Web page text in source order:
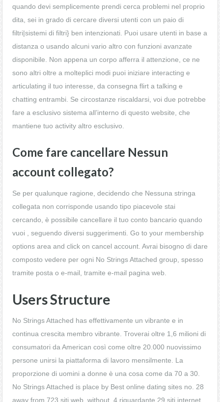
quando devi semplicemente prendi cerca problemi nel proprio
dita, sei in grado di cercare diversi utenti con un paio di
filtri|sistemi di filtri} ben intenzionati. Puoi usare utenti in base a
distanza o usando alcuni vario altro con funzioni avanzate
disponibile. Non appena un corpo afferra il attenzione, ce ne
sono altri oltre a molteplici modi puoi iniziare interacting e
articulating il tuo interesse, da consegna flirt a talking e
chatting entrambi. Se circostanze riscaldarsi, voi due potrebbe
fare a esclusivo sistema all’interno di questo website, che
mantiene tuo activity altro esclusivo.
Come fare cancellare Nessun
account collegato?
Se per qualunque ragione, decidendo che Nessuna stringa
collegata non corrisponde usando tipo piacevole stai
cercando, è possibile cancellare il tuo conto bancario quando
vuoi , seguendo diversi suggerimenti. Go to your membership
options area and click on cancel account. Avrai bisogno di dare
composto vedere per ogni No Strings Attached group, spesso
tramite posta o e-mail, tramite e-mail pagina web.
Users Structure
No Strings Attached has effettivamente un vibrante e in
continua crescita membro vibrante. Troverai oltre 1,6 milioni di
consumatori da American così come oltre 20.000 nuovissimo
persone unirsi la piattaforma di lavoro mensilmente. La
proporzione di uomini a donne è una cosa come da 70 a 30.
No Strings Attached is place by Best online dating sites no. 28
away from 723 siti web, without. 4 riguardante 29 siti internet